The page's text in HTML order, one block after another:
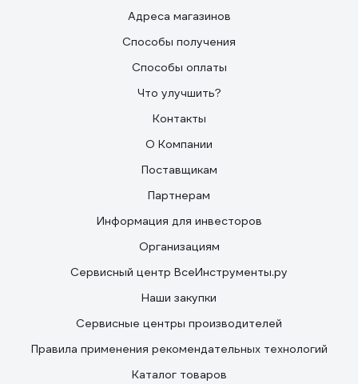
Адреса магазинов
Способы получения
Способы оплаты
Что улучшить?
Контакты
О Компании
Поставщикам
Партнерам
Информация для инвесторов
Организациям
Сервисный центр ВсеИнструменты.ру
Наши закупки
Сервисные центры производителей
Правила применения рекомендательных технологий
Каталог товаров